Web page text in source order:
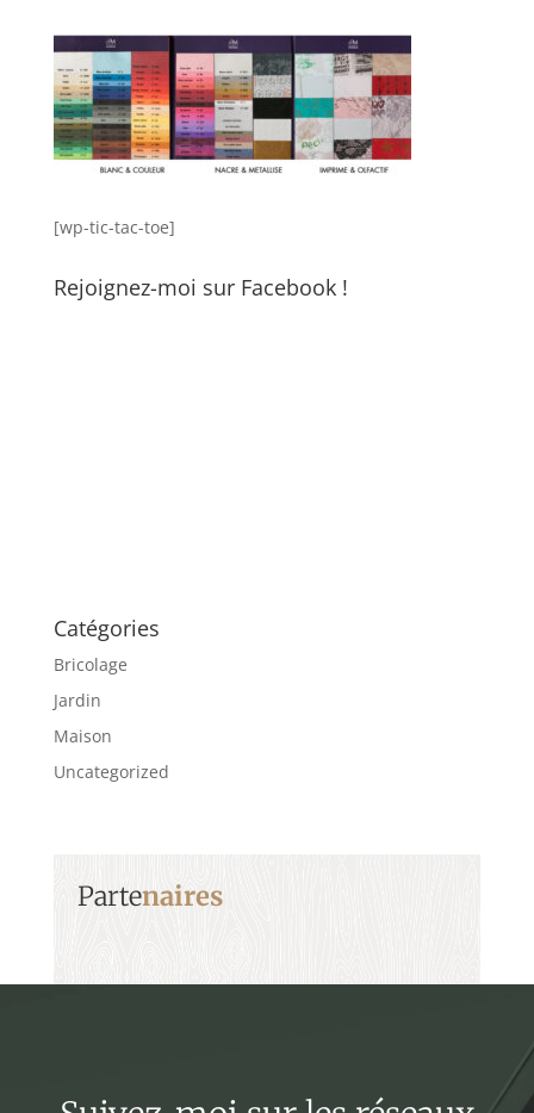
[wp-tic-tac-toe]
Rejoignez-moi sur Facebook !
Catégories
Bricolage
Jardin
Maison
Uncategorized
Partenaires